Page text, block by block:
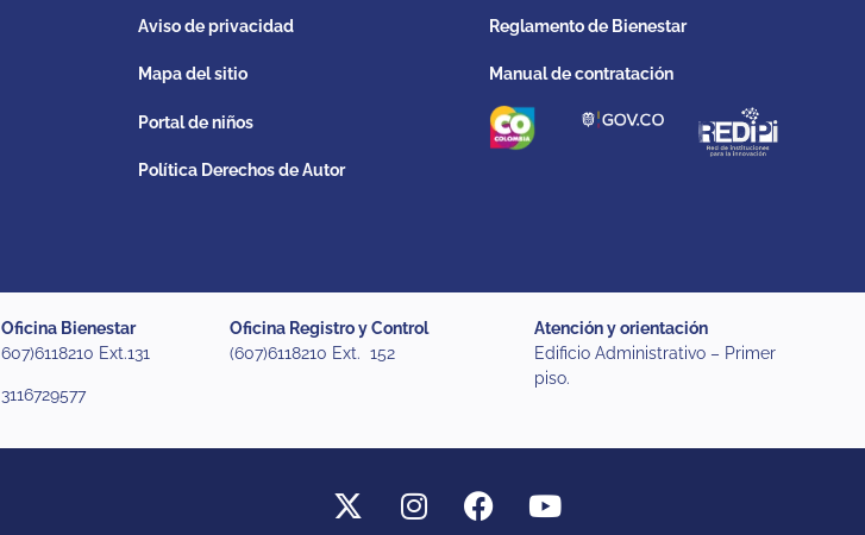
Aviso de privacidad
Mapa del sitio
Portal de niños
Política Derechos de Autor
Reglamento de Bienestar
Manual de contratación
Oficina Bienestar
607)6118210 Ext.131
3116729577
Oficina Registro y Control
(607)6118210 Ext. 152
Atención y orientación
Edificio Administrativo – Primer
piso.